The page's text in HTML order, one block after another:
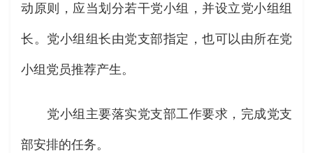
动原则，应当划分若干党小组，并设立党小组组
长。党小组组长由党支部指定，也可以由所在党
小组党员推荐产生。
党小组主要落实党支部工作要求，完成党支
部安排的任务。